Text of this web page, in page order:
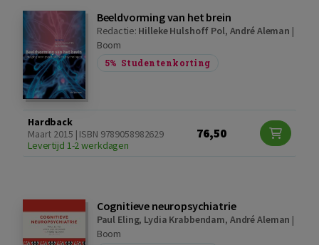
Beeldvorming van het brein
Redactie: Hilleke Hulshoff Pol, André Aleman |
Boom
5% Studentenkorting
Hardback
Maart 2015 | ISBN 9789058982629
Levertijd 1-2 werkdagen
76,50
Cognitieve neuropsychiatrie
Paul Eling, Lydia Krabbendam, André Aleman |
Boom